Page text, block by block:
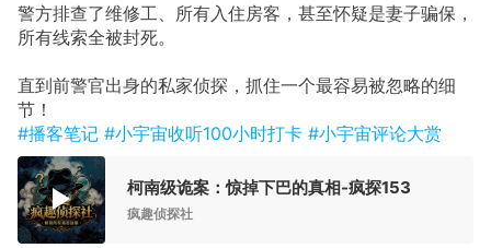
警方排查了维修工、所有入住房客，甚至怀疑是妻子骗保，
所有线索全被封死。
直到前警官出身的私家侦探，抓住一个最容易被忽略的细
节！
#播客笔记 #小宇宙收听100小时打卡 #小宇宙评论大赏
柯南级诡案：惊掉下巴的真相-疯探153
疯趣侦探社